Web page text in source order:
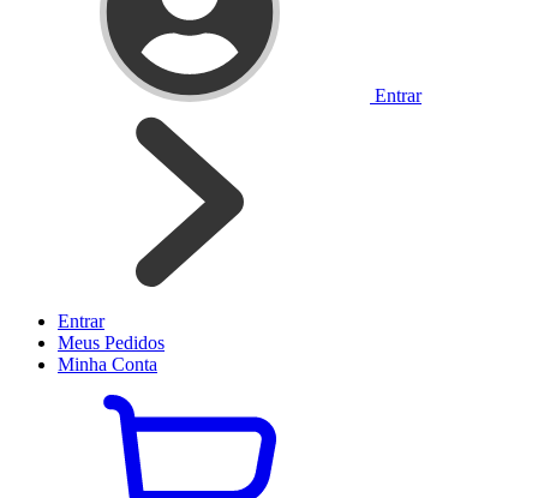
Entrar
Entrar
Meus Pedidos
Minha Conta